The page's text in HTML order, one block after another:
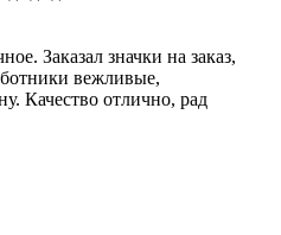
Заказал значки на заказ,
вежливые,
Качество отлично, рад